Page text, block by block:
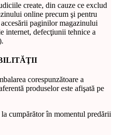
create, din cauze ce exclud
online precum şi pentru
paginilor magazinului
internet, defecţiunii tehnice a
corespunzătoare a
produselor este afişată pe
cumpărător în momentul predării